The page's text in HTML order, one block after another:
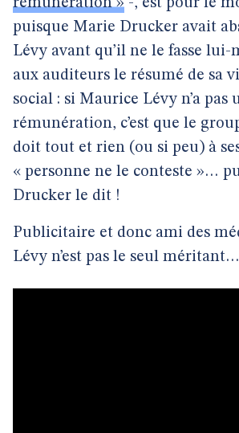
rémunération » -, est pour le
puisque Marie Drucker avait
Lévy avant qu’il ne le fasse
aux auditeurs le résumé de sa
social : si Maurice Lévy n’a pas
rémunération, c’est que le
doit tout et rien (ou si peu) à
« personne ne le conteste »…
Drucker le dit !
Publicitaire et donc ami des
Lévy n’est pas le seul méritant…